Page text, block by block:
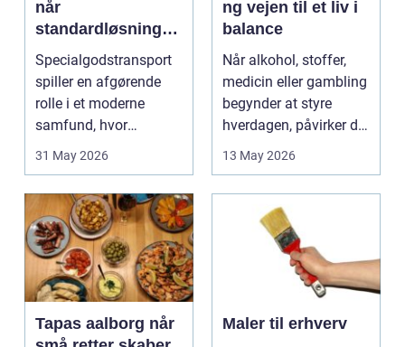
når
standardløsninger
ikke rækker
Specialgodstransport
spiller en afgørende
rolle i et moderne
samfund, hvor
industrien bliver mere
31 May 2026
ng vejen til et liv i
balance
Når alkohol, stoffer,
medicin eller gambling
begynder at styre
hverdagen, påvirker det
ikke kun pers...
13 May 2026
Tapas aalborg når
Maler til erhverv